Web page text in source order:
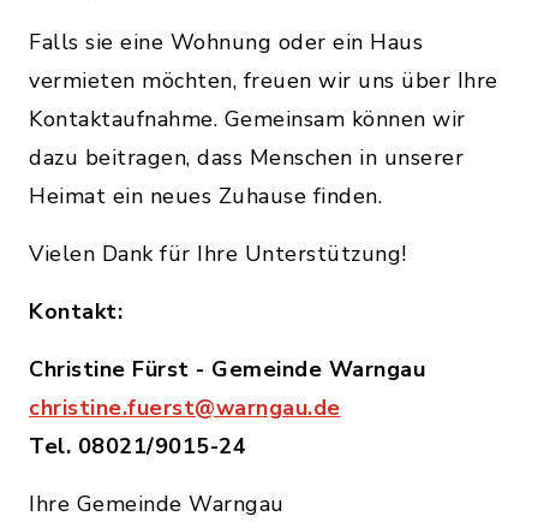
Falls sie eine Wohnung oder ein Haus
vermieten möchten, freuen wir uns über Ihre
Kontaktaufnahme. Gemeinsam können wir
dazu beitragen, dass Menschen in unserer
Heimat ein neues Zuhause finden.
Vielen Dank für Ihre Unterstützung!
Kontakt:
Christine Fürst - Gemeinde Warngau
christine.fuerst@warngau.de
Tel. 08021/9015-24
Ihre Gemeinde Warngau